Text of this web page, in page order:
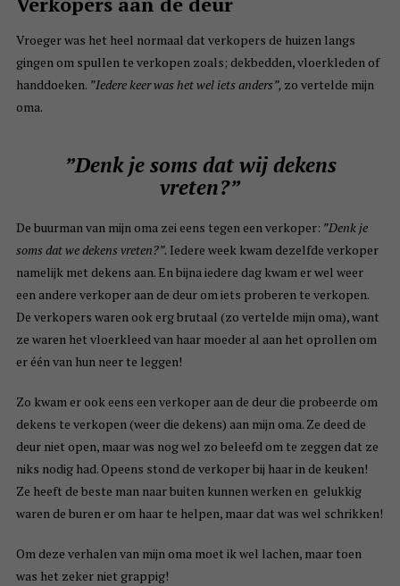
Vroeger was het heel normaal dat verkopers de huizen langs
gingen om spullen te verkopen zoals; dekbedden, vloerkleden of
handdoeken. ”Iedere keer was het wel iets anders”, zo vertelde mijn
oma.
”Denk je soms dat wij dekens
vreten?”
De buurman van mijn oma zei eens tegen een verkoper: ”Denk je
soms dat we dekens vreten?”. Iedere week kwam dezelfde verkoper
namelijk met dekens aan. En bijna iedere dag kwam er wel weer
een andere verkoper aan de deur om iets proberen te verkopen.
De verkopers waren ook erg brutaal (zo vertelde mijn oma), want
ze waren het vloerkleed van haar moeder al aan het oprollen om
er één van hun neer te leggen!
Zo kwam er ook eens een verkoper aan de deur die probeerde om
dekens te verkopen (weer die dekens) aan mijn oma. Ze deed de
deur niet open, maar was nog wel zo beleefd om te zeggen dat ze
niks nodig had. Opeens stond de verkoper bij haar in de keuken!
Ze heeft de beste man naar buiten kunnen werken en gelukkig
waren de buren er om haar te helpen, maar dat was wel schrikken!
Om deze verhalen van mijn oma moet ik wel lachen, maar toen
was het zeker niet grappig!